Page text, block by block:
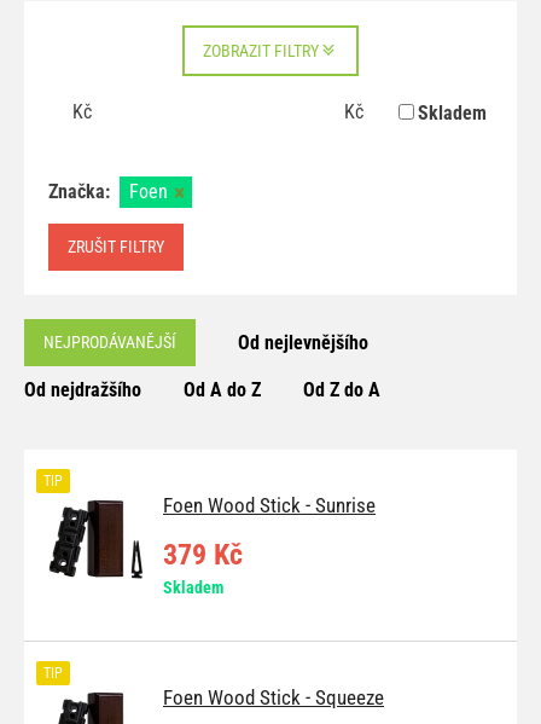
ZOBRAZIT FILTRY
Kč Kč Skladem
Značka: Foen
ZRUŠIT FILTRY
NEJPRODÁVANĚJŠÍ Od nejlevnějšího
Od nejdražšího Od A do Z Od Z do A
Foen Wood Stick - Sunrise
TIP
379 Kč
Skladem
Foen Wood Stick - Squeeze
TIP